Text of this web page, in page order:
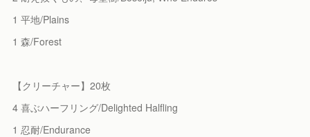
1 平地/Plains
1 森/Forest
【クリーチャー】20枚
4 喜ぶハーフリング/Delighted Halfling
1 忍耐/Endurance